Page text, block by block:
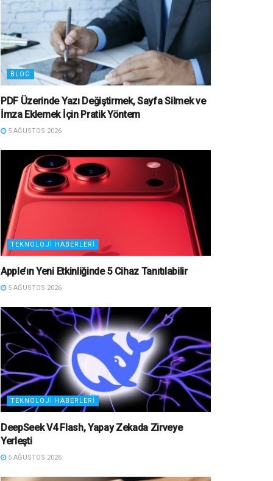
BLOG
PDF Üzerinde Yazı Değiştirmek, Sayfa Silmek ve
İmza Eklemek İçin Pratik Yöntem
5 AĞUSTOS 2026
TEKNOLOJI HABERLERI
Apple’ın Yeni Etkinliğinde 5 Cihaz Tanıtılabilir
5 AĞUSTOS 2026
TEKNOLOJI HABERLERI
DeepSeek V4 Flash, Yapay Zekada Zirveye
Yerleşti
5 AĞUSTOS 2026